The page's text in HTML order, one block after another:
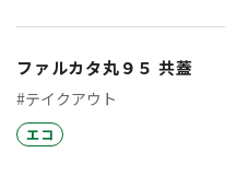
ファルカタ丸９５ 共蓋
#テイクアウト
エコ